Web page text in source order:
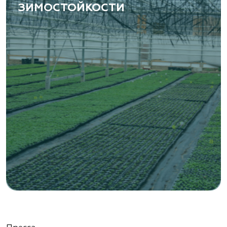
«ВЕНЕВ» питомник растений
Тульская область, Венёвский р-н, село
Борщевое, улица Лесная, д. 13
8 963 224 87 99
https://www.venev1.ru/
«ВЕНЕВ» питомник растений
Тульская область, Венёвский р-н, село
Борщевое, улица Лесная, д. 13
8 963 224 87 99
https://www.venev1.ru/
ЗИМОСТОЙКОСТИ